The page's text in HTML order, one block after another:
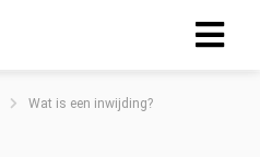
Wat is een inwijding?